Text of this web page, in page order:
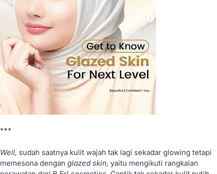
***
Well, sudah saatnya kulit wajah tak lagi sekadar glowing tetapi
memesona dengan glazed skin, yaitu mengikuti rangkaian